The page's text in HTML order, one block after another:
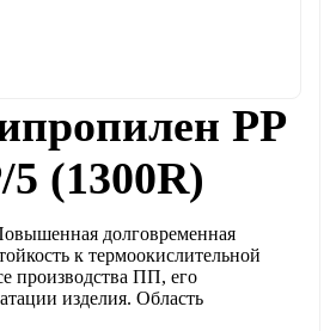
PP
(1300R)
долговременная
к термоокислительной
производства ПП, его
изделия. Область